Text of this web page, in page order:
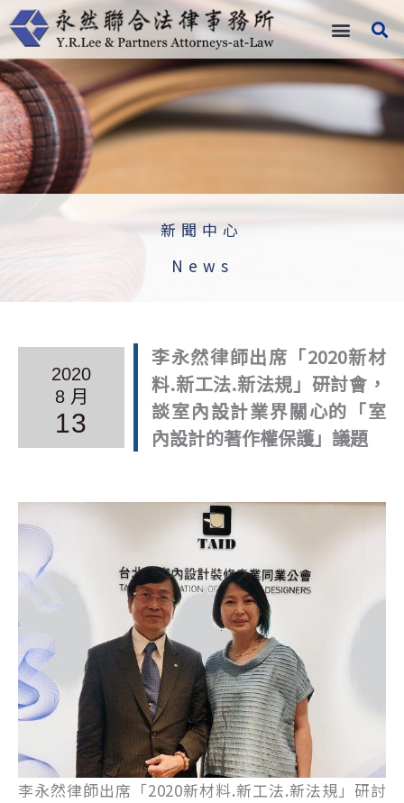
跳
至
主
要
內
容
新聞中心
News
2020
8 月
13
李永然律師出席「2020新材
料.新工法.新法規」研討會，
談室內設計業界關心的「室
內設計的著作權保護」議題
李永然律師出席「2020新材料.新工法.新法規」研討